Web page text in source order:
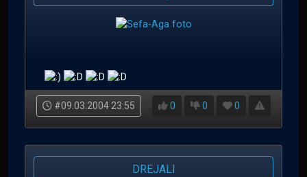
#09.03.2004 23:55 0 0 0
DREJALI